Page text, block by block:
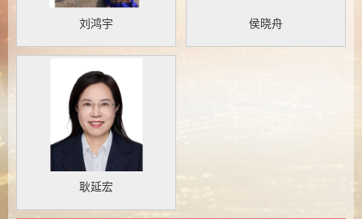
刘鸿宇 侯晓舟
耿延宏